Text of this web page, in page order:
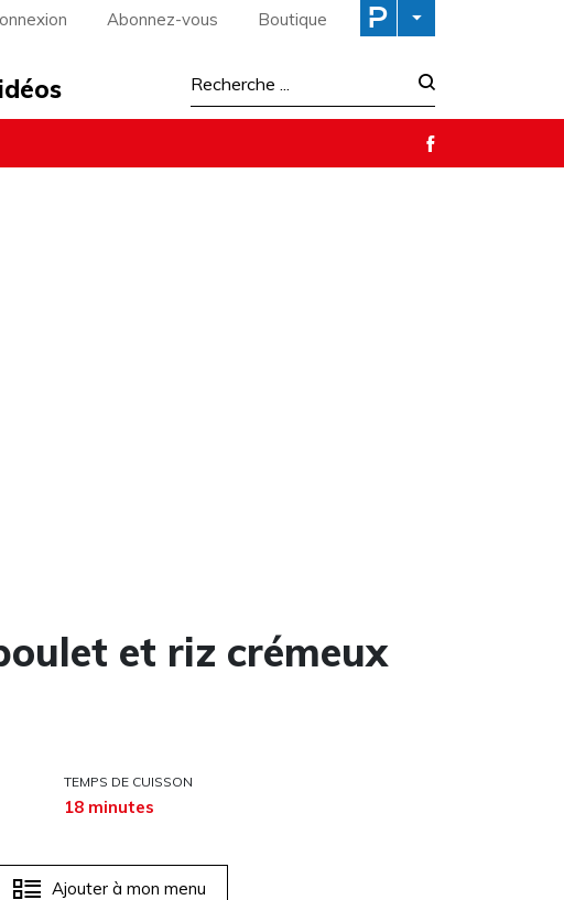
Abonnez-vous Boutique
et riz crémeux
TEMPS DE CUISSON
18 minutes
Ajouter à mon menu